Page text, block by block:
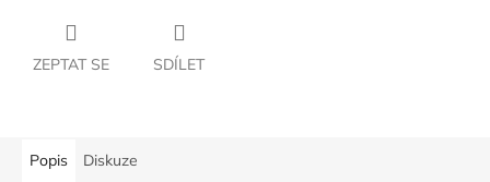
ZEPTAT SE SDÍLET
Popis Diskuze